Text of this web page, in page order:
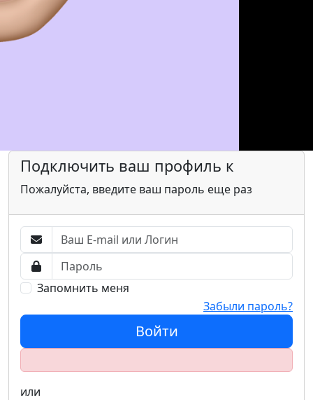
Подключить ваш профиль к
Пожалуйста, введите ваш пароль еще раз
Запомнить меня
Забыли пароль?
Войти
или